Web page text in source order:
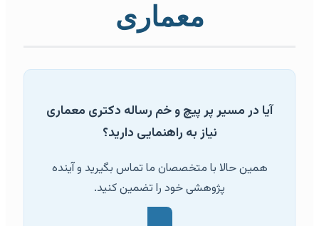
معماری
آیا در مسیر پر پیچ و خم رساله دکتری معماری
نیاز به راهنمایی دارید؟
همین حالا با متخصصان ما تماس بگیرید و آینده
پژوهشی خود را تضمین کنید.